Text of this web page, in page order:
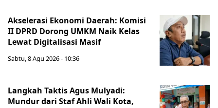
Akselerasi Ekonomi Daerah: Komisi
II DPRD Dorong UMKM Naik Kelas
Lewat Digitalisasi Masif
Sabtu, 8 Agu 2026 - 10:36
Langkah Taktis Agus Mulyadi:
Mundur dari Staf Ahli Wali Kota,